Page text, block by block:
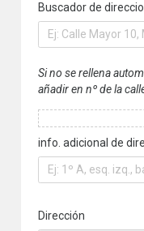
Buscador de
Si no se rellena
añadir en nº de la
info. adicional de
Dirección